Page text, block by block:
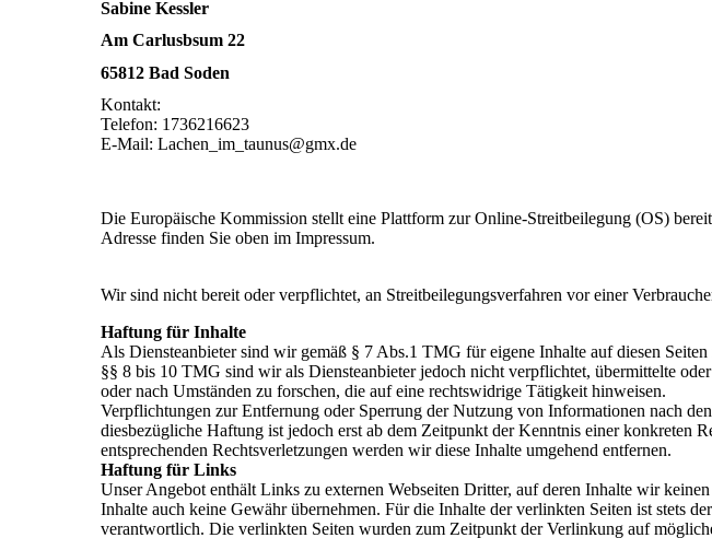
Sabine Kessler
Am Carlusbsum 22
65812 Bad Soden
Kontakt:
Telefon: 1736216623
E-Mail: Lachen_im_taunus@gmx.de
Die Europäische Kommission stellt eine Plattform zur Online-Streitbeilegung (OS)
Adresse finden Sie oben im Impressum.
Wir sind nicht bereit oder verpflichtet, an Streitbeilegungsverfahren vor einer
Haftung für Inhalte
Als Diensteanbieter sind wir gemäß § 7 Abs.1 TMG für eigene Inhalte auf diesen
§§ 8 bis 10 TMG sind wir als Diensteanbieter jedoch nicht verpflichtet, übermittelte
oder nach Umständen zu forschen, die auf eine rechtswidrige Tätigkeit hinweisen.
Verpflichtungen zur Entfernung oder Sperrung der Nutzung von Informationen nach
diesbezügliche Haftung ist jedoch erst ab dem Zeitpunkt der Kenntnis einer konkreten
entsprechenden Rechtsverletzungen werden wir diese Inhalte umgehend entfernen.
Haftung für Links
Unser Angebot enthält Links zu externen Webseiten Dritter, auf deren Inhalte wir
Inhalte auch keine Gewähr übernehmen. Für die Inhalte der verlinkten Seiten ist stets
verantwortlich. Die verlinkten Seiten wurden zum Zeitpunkt der Verlinkung auf